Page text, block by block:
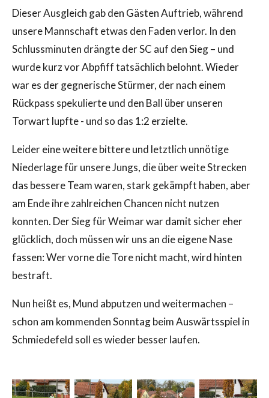
Dieser Ausgleich gab den Gästen Auftrieb, während
unsere Mannschaft etwas den Faden verlor. In den
Schlussminuten drängte der SC auf den Sieg – und
wurde kurz vor Abpfiff tatsächlich belohnt. Wieder
war es der gegnerische Stürmer, der nach einem
Rückpass spekulierte und den Ball über unseren
Torwart lupfte - und so das 1:2 erzielte.
Leider eine weitere bittere und letztlich unnötige
Niederlage für unsere Jungs, die über weite Strecken
das bessere Team waren, stark gekämpft haben, aber
am Ende ihre zahlreichen Chancen nicht nutzen
konnten. Der Sieg für Weimar war damit sicher eher
glücklich, doch müssen wir uns an die eigene Nase
fassen: Wer vorne die Tore nicht macht, wird hinten
bestraft.
Nun heißt es, Mund abputzen und weitermachen –
schon am kommenden Sonntag beim Auswärtsspiel in
Schmiedefeld soll es wieder besser laufen.